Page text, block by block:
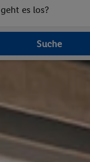
es los?
Suche